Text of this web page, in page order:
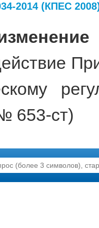
2014 (КПЕС
653-ст)